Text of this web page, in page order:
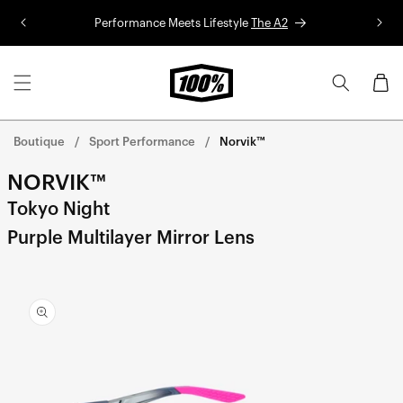
Performance Meets Lifestyle The A2
Panier
Boutique Sport Performance Norvik™
NORVIK™
Tokyo Night
Purple Multilayer Mirror Lens
informations
sur le